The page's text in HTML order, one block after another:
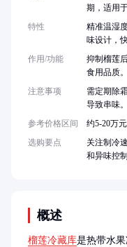
概述
榴莲冷藏库是热带水
期，适用
特性
精准温湿
味设计，
作用/功能
抑制榴莲
食用品质。
注意事项
需定期除
导致串味。
参考价格区间
约5-20万
选购要点
关注制冷
和异味控